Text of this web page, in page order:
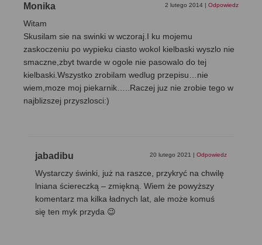
Monika 2 lutego 2014 | Odpowiedz
Witam
Skusilam sie na swinki w wczoraj.I ku mojemu
zaskoczeniu po wypieku ciasto wokol kielbaski wyszlo nie
smaczne,zbyt twarde w ogole nie pasowalo do tej
kielbaski.Wszystko zrobilam wedlug przepisu…nie
wiem,moze moj piekarnik…..Raczej juz nie zrobie tego w
najblizszej przyszlosci:)
jabadibu 20 lutego 2021 | Odpowiedz
Wystarczy świnki, już na raszce, przykryć na chwilę
lniana ściereczką – zmiękną. Wiem że powyższy
komentarz ma kilka ładnych lat, ale może komuś
się ten myk przyda 😉